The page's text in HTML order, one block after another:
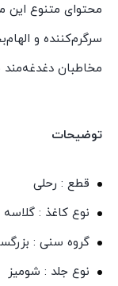
محتوای متنوع این
سرگرم‌کننده و
مخاطبان
توضیحات
قطع : رحلی
نوع کاغذ : گلاسه
گروه سنی :
نوع جلد : شومیز